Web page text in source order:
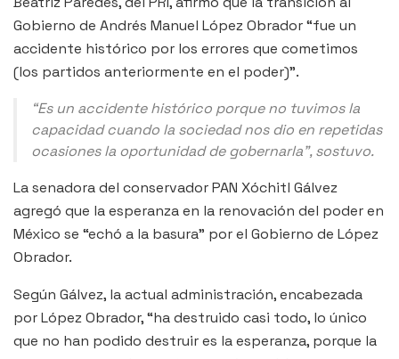
Gobierno de Andrés Manuel López Obrador “fue un
accidente histórico por los errores que cometimos
(los partidos anteriormente en el poder)”.
“Es un accidente histórico porque no tuvimos la
capacidad cuando la sociedad nos dio en repetidas
ocasiones la oportunidad de gobernarla”, sostuvo.
La senadora del conservador PAN Xóchitl Gálvez
agregó que la esperanza en la renovación del poder en
México se “echó a la basura” por el Gobierno de López
Obrador.
Según Gálvez, la actual administración, encabezada
por López Obrador, “ha destruido casi todo, lo único
que no han podido destruir es la esperanza, porque la